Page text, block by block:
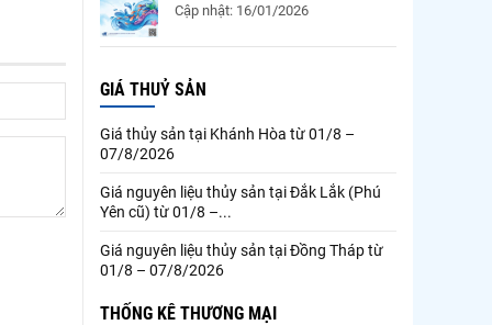
Cập nhật: 16/01/2026
GIÁ THUỶ SẢN
Giá thủy sản tại Khánh Hòa từ 01/8 –
07/8/2026
Giá nguyên liệu thủy sản tại Đắk Lắk (Phú
Yên cũ) từ 01/8 –...
Giá nguyên liệu thủy sản tại Đồng Tháp từ
01/8 – 07/8/2026
THỐNG KÊ THƯƠNG MẠI